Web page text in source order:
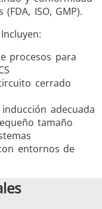
ISO, GMP).
procesos para
cerrado
adecuada
tamaño
entornos de